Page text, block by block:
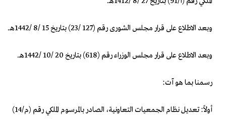
وبعد الاطلاع على قرار مجلس الشورى رقم (127 /23) بتاريخ 15 /8 /1442هـ.
وبعد الاطلاع على قرار مجلس الوزراء رقم (618) بتاريخ 20 /10 /1442هـ.
رسمنا بما هو آت:
أولاً: تعديل نظام الجمعيات التعاونية، الصادر بالمرسوم الملكي رقم (م/14)